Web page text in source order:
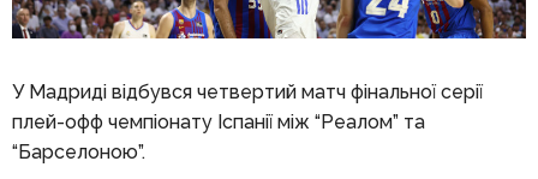
У Мадриді відбувся четвертий матч фінальної серії
плей-офф чемпіонату Іспанії між “Реалом” та
“Барселоною”.